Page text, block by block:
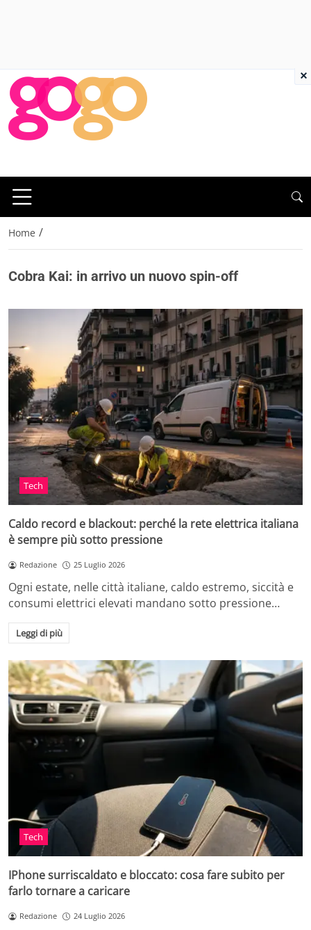
Home /
Cobra Kai: in arrivo un nuovo spin-off
Tech
Caldo record e blackout: perché la rete elettrica italiana
è sempre più sotto pressione
Redazione 25 Luglio 2026
Ogni estate, nelle città italiane, caldo estremo, siccità e
consumi elettrici elevati mandano sotto pressione…
Leggi di più
Tech
IPhone surriscaldato e bloccato: cosa fare subito per
farlo tornare a caricare
Redazione 24 Luglio 2026
×